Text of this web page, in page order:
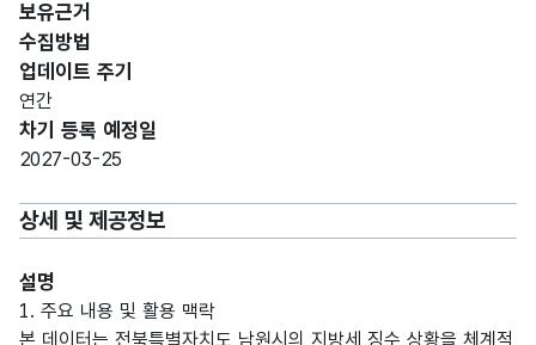
보유근거
수집방법
업데이트 주기
연간
차기 등록 예정일
2027-03-25
상세 및 제공정보
설명
1. 주요 내용 및 활용 맥락
본 데이터는 전북특별자치도 남원시의 지방세 징수 상황을 체계적